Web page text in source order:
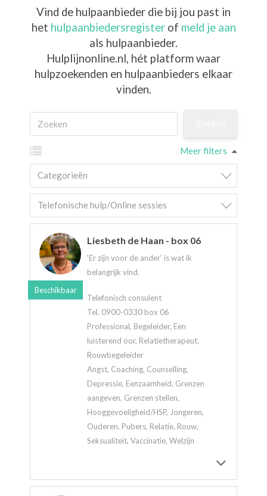
Vind de hulpaanbieder die bij jou past in
het hulpaanbiedersregisterof meld je aan
als hulpaanbieder.
Hulplijnonline.nl, hét platform waar
hulpzoekenden en hulpaanbieders elkaar
vinden.
Meer filters
Categorieën
Telefonische hulp/Online sessies
Liesbeth de Haan - box 06
‘Er zijn voor de ander’ is wat ik
belangrijk vind.
Telefonisch consulent
Tel. 0900-0330 box 06
Professional, Begeleider, Een
luisterend oor, Relatietherapeut,
Rouwbegeleider
Angst, Coaching, Counselling,
Depressie, Eenzaamheid, Grenzen
aangeven, Grenzen stellen,
Hooggevoeligheid/HSP, Jongeren,
Ouderen, Pubers, Relatie, Rouw,
Seksualiteit, Vaccinatie, Welzijn
Beschikbaar